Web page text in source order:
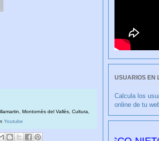
Montornès del Vallès, Cultura,
Youtube
USUARIOS EN
Calcula los
online de tu